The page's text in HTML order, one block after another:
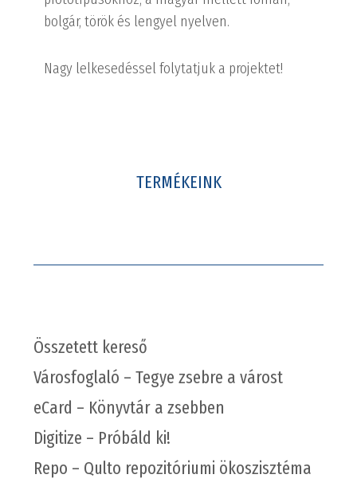
bolgár, török és lengyel nyelven.
Nagy lelkesedéssel folytatjuk a projektet!
TERMÉKEINK
Összetett kereső
Városfoglaló – Tegye zsebre a várost
eCard – Könyvtár a zsebben
Digitize – Próbáld ki!
Repo – Qulto repozitóriumi ökoszisztéma